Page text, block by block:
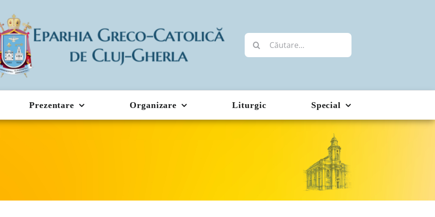
Cautare...
Prezentare Organizare Liturgic Special